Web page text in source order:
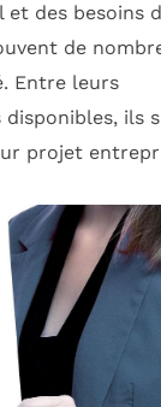
et des besoins
de
Entre leurs
ils
projet